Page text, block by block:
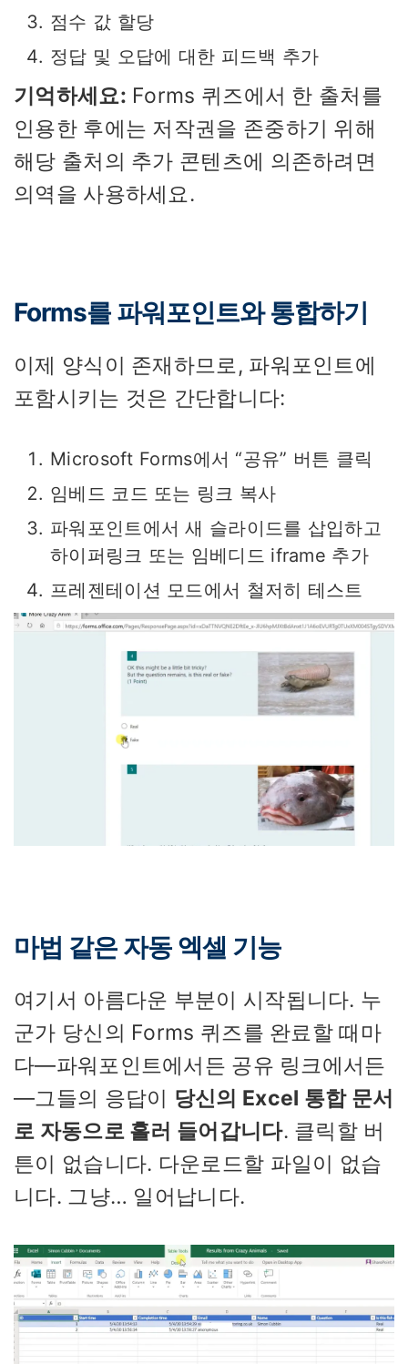
점수 값 할당
정답 및 오답에 대한 피드백 추가
기억하세요: Forms 퀴즈에서 한 출처를
인용한 후에는 저작권을 존중하기 위해
해당 출처의 추가 콘텐츠에 의존하려면
의역을 사용하세요.
Forms를 파워포인트와 통합하기
이제 양식이 존재하므로, 파워포인트에
포함시키는 것은 간단합니다:
Microsoft Forms에서 “공유” 버튼 클릭
임베드 코드 또는 링크 복사
파워포인트에서 새 슬라이드를 삽입하고
하이퍼링크 또는 임베디드 iframe 추가
프레젠테이션 모드에서 철저히 테스트
마법 같은 자동 엑셀 기능
여기서 아름다운 부분이 시작됩니다. 누
군가 당신의 Forms 퀴즈를 완료할 때마
다—파워포인트에서든 공유 링크에서든
—그들의 응답이 당신의 Excel 통합 문서
로 자동으로 흘러 들어갑니다. 클릭할 버
튼이 없습니다. 다운로드할 파일이 없습
니다. 그냥… 일어납니다.